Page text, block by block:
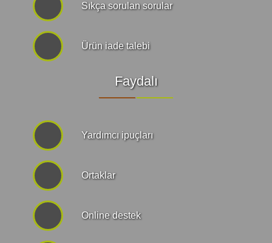
Sıkça sorulan sorular
Ürün iade talebi
Faydalı
Yardımcı ipuçları
Ortaklar
Online destek